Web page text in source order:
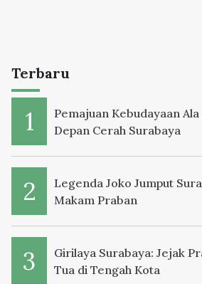
Terbaru
Pemajuan Kebudayaan
Depan Cerah Surabaya
Legenda Joko Jumput
Makam Praban
Girilaya Surabaya: Jejak
Tua di Tengah Kota